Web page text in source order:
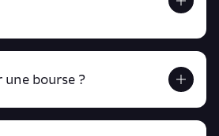
tout ça en cliquant ici !
bourse ?